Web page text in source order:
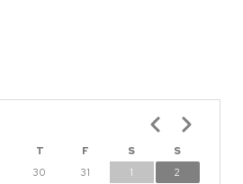
T F S
S
30 31 1
2
Pagination